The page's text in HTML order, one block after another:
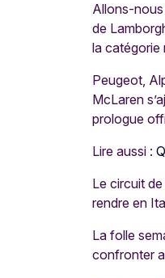
Allons-nous
de
la catégorie
Peugeot,
McLaren
prologue
Lire aussi :
Le circuit
rendre en
La folle
confronter